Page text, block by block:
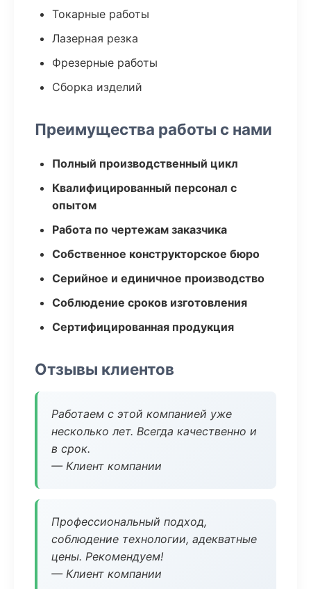
Токарные работы
Лазерная резка
Фрезерные работы
Сборка изделий
Преимущества работы с нами
Полный производственный цикл
Квалифицированный персонал с
опытом
Работа по чертежам заказчика
Собственное конструкторское бюро
Серийное и единичное производство
Соблюдение сроков изготовления
Сертифицированная продукция
Отзывы клиентов
Работаем с этой компанией уже
несколько лет. Всегда качественно и
в срок.
— Клиент компании
Профессиональный подход,
соблюдение технологии, адекватные
цены. Рекомендуем!
— Клиент компании